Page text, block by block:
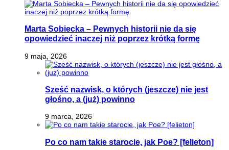
Marta Sobiecka – Pewnych historii nie da się
opowiedzieć inaczej niż poprzez krótką formę
9 maja, 2026
Sześć nazwisk, o których (jeszcze) nie jest
głośno, a (już) powinno
9 marca, 2026
Po co nam takie starocie, jak Poe? [felieton]